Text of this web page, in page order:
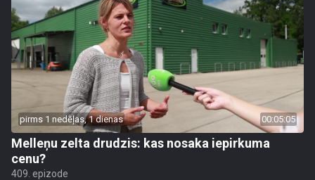
pirms 1 nedēļas, 1 dienas 00:05:05
Melleņu zelta drudzis: kas nosaka iepirkuma
cenu?
409. epizode